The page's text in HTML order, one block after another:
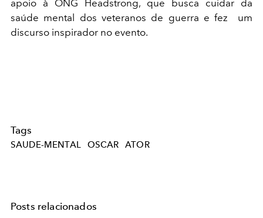
apoio à ONG Headstrong, que busca cuidar da
saúde mental dos veteranos de guerra e fez um
discurso inspirador no evento.
Tags
SAUDE-MENTAL OSCAR ATOR
Posts relacionados